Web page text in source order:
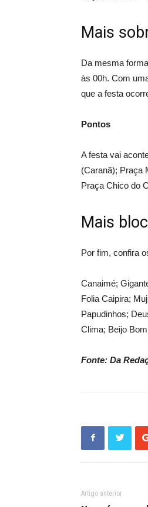
Mais
Da mesma
às 00h. Com
que a festa
Pontos
A festa vai
(Caranã); Praça
Praça Chico do
Mais
Por fim, confira
Canaimé;
Folia Caipira;
Papudinhos;
Clima; Beijo
Fonte: Da
Artigo anterior